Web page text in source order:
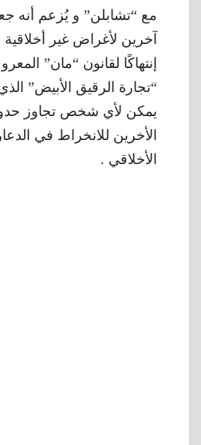
مع “تشابلن” و يُزعم أنه
آخرين لأغراض غير
إنتهاكًا لقانون “مان”
“تجارة الرقيق الأبيض”
يمكن لأي شخص تجاوز حدود
الأخرين للانخراط في
الأخلاقي .